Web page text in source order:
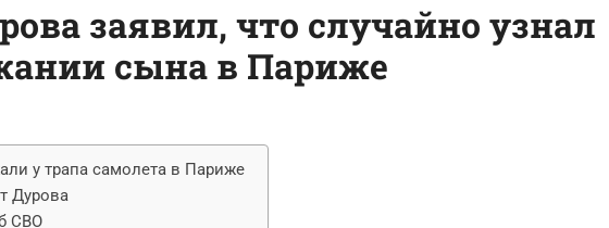
заявил, что случайно узнал
сына в Париже
у трапа самолета в Париже
Дурова
СВО